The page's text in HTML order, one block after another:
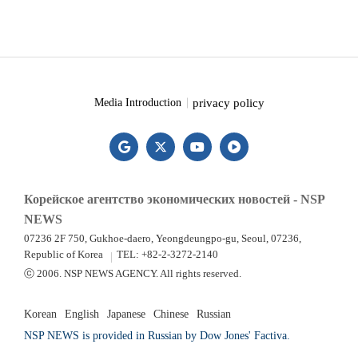
Media Introduction privacy policy
Корейское агентство экономических новостей - NSP
NEWS
07236 2F 750, Gukhoe-daero, Yeongdeungpo-gu, Seoul, 07236,
Republic of Korea
TEL: +82-2-3272-2140
ⓒ 2006. NSP NEWS AGENCY. All rights reserved.
Korean English Japanese Chinese
Russian
NSP NEWS is provided in Russian by Dow Jones' Factiva.